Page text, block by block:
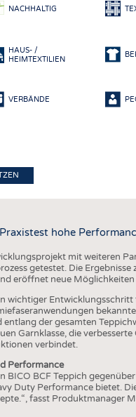
FASERN
GEWEBE
SMART
MEDIZIN
TESTS
NACHHALTIG
HAUS- /
HEIMTEXTILIEN
VERBÄNDE
hohe
mit weiteren
getestet. Die
eröffnet neue
wichtiger
entlang der gesamten
Garnklasse, die
verbindet.
Performance
BICO BCF Teppich
Duty Performance bietet.
fasst Produktmanager